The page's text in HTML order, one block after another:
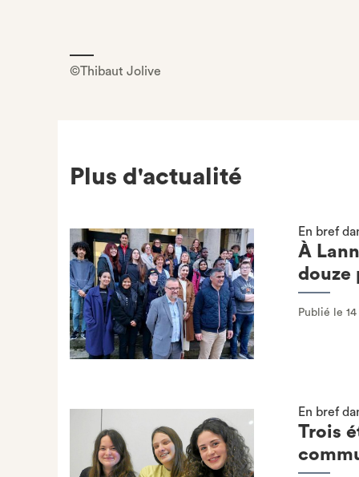
©Thibaut Jolive
Plus d'actualité
En bref
À
douze
Publié le
En bref
Trois